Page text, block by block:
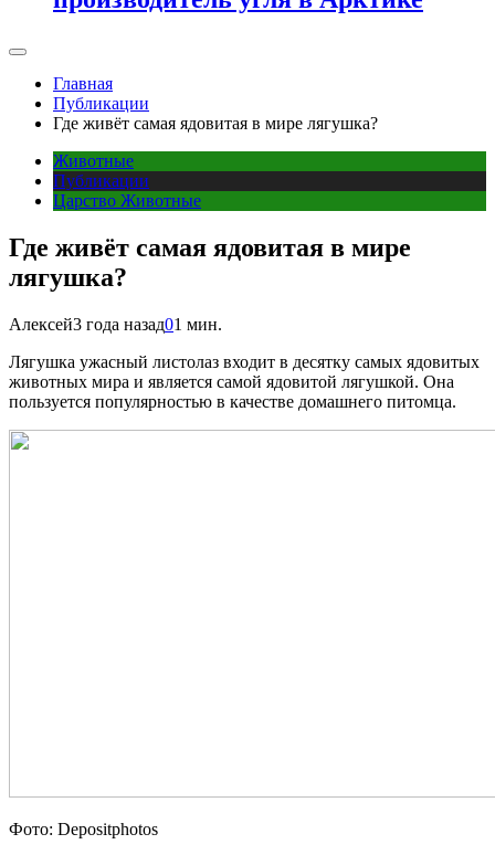
Главная
Публикации
Где живёт самая ядовитая в мире лягушка?
Животные
Публикации
Царство Животные
Где живёт самая ядовитая в мире
лягушка?
Алексей3 года назад01 мин.
Лягушка ужасный листолаз входит в десятку самых ядовитых
животных мира и является самой ядовитой лягушкой. Она
пользуется популярностью в качестве домашнего питомца.
Фото: Depositphotos